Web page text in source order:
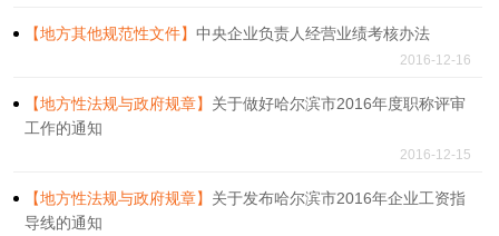
【地方其他规范性文件】 中央企业负责人经营业绩考核办法
2016-12-16
【地方性法规与政府规章】 关于做好哈尔滨市2016年度职称评审
工作的通知
2016-12-15
【地方性法规与政府规章】 关于发布哈尔滨市2016年企业工资指
导线的通知